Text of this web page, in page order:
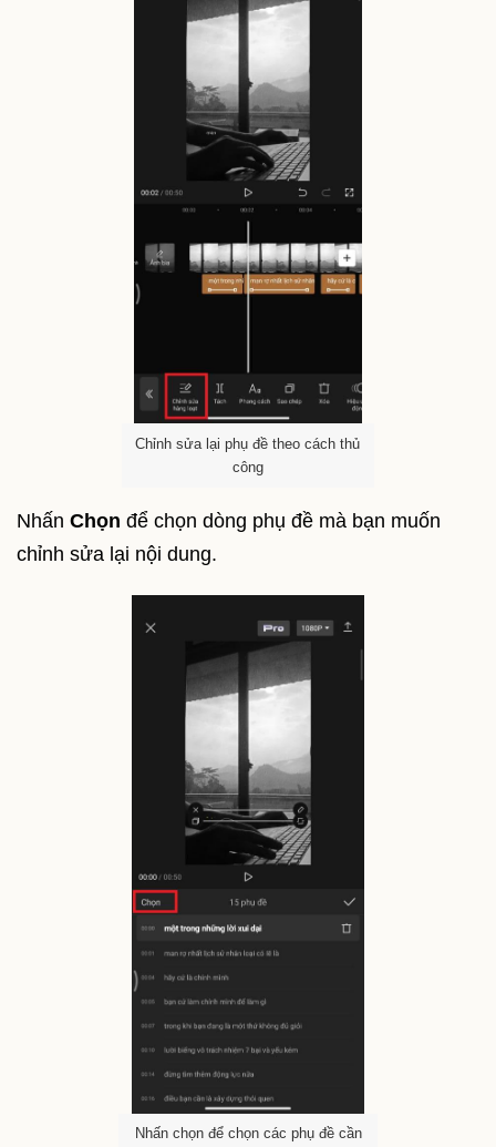
Chỉnh sửa lại phụ đề theo cách thủ
công
Nhấn Chọn để chọn dòng phụ đề mà bạn muốn
chỉnh sửa lại nội dung.
Nhấn chọn để chọn các phụ đề cần